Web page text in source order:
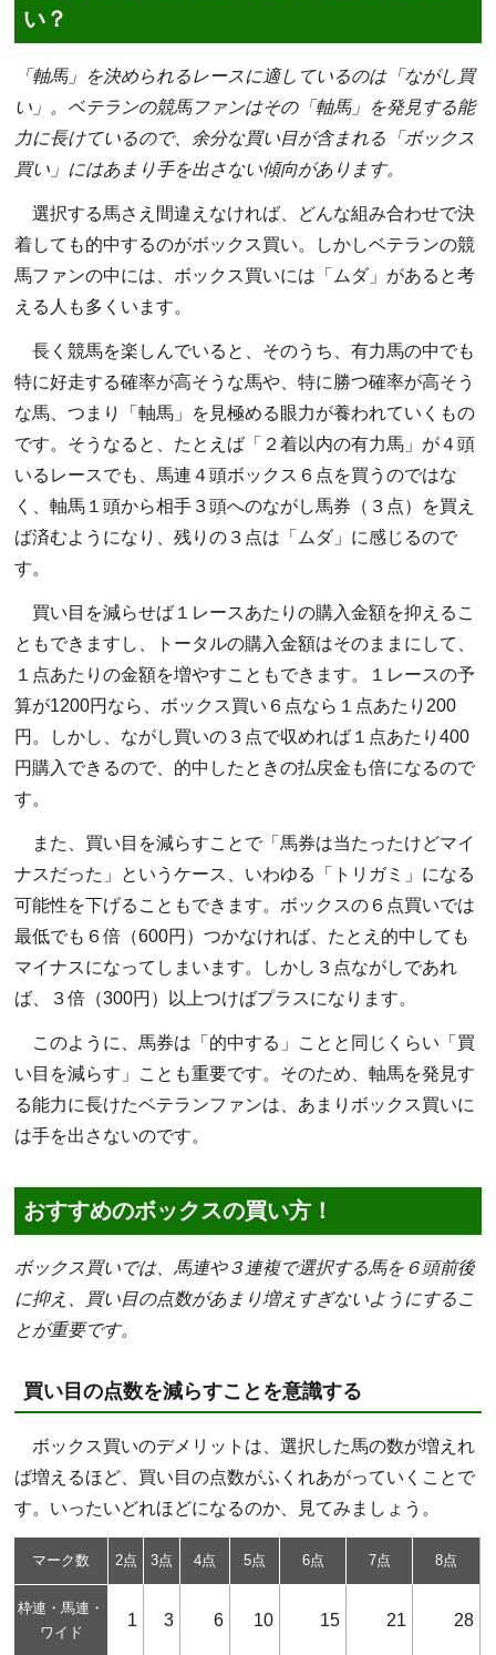
い？
「軸馬」を決められるレースに適しているのは「ながし買
い」。ベテランの競馬ファンはその「軸馬」を発見する能
力に長けているので、余分な買い目が含まれる「ボックス
買い」にはあまり手を出さない傾向があります。
選択する馬さえ間違えなければ、どんな組み合わせで決
着しても的中するのがボックス買い。しかしベテランの競
馬ファンの中には、ボックス買いには「ムダ」があると考
える人も多くいます。
長く競馬を楽しんでいると、そのうち、有力馬の中でも
特に好走する確率が高そうな馬や、特に勝つ確率が高そう
な馬、つまり「軸馬」を見極める眼力が養われていくもの
です。そうなると、たとえば「２着以内の有力馬」が４頭
いるレースでも、馬連４頭ボックス６点を買うのではな
く、軸馬１頭から相手３頭へのながし馬券（３点）を買え
ば済むようになり、残りの３点は「ムダ」に感じるので
す。
買い目を減らせば１レースあたりの購入金額を抑えるこ
ともできますし、トータルの購入金額はそのままにして、
１点あたりの金額を増やすこともできます。１レースの予
算が1200円なら、ボックス買い６点なら１点あたり200
円。しかし、ながし買いの３点で収めれば１点あたり400
円購入できるので、的中したときの払戻金も倍になるので
す。
また、買い目を減らすことで「馬券は当たったけどマイ
ナスだった」というケース、いわゆる「トリガミ」になる
可能性を下げることもできます。ボックスの６点買いでは
最低でも６倍（600円）つかなければ、たとえ的中しても
マイナスになってしまいます。しかし３点ながしであれ
ば、３倍（300円）以上つけばプラスになります。
このように、馬券は「的中する」ことと同じくらい「買
い目を減らす」ことも重要です。そのため、軸馬を発見す
る能力に長けたベテランファンは、あまりボックス買いに
は手を出さないのです。
おすすめのボックスの買い方！
ボックス買いでは、馬連や３連複で選択する馬を６頭前後
に抑え、買い目の点数があまり増えすぎないようにするこ
とが重要です。
買い目の点数を減らすことを意識する
ボックス買いのデメリットは、選択した馬の数が増えれ
ば増えるほど、買い目の点数がふくれあがっていくことで
す。いったいどれほどになるのか、見てみましょう。
マーク数 2点 3点 4点 5点 6点 7点 8点
枠連・馬連・
ワイド
1 3 6 10 15 21 28